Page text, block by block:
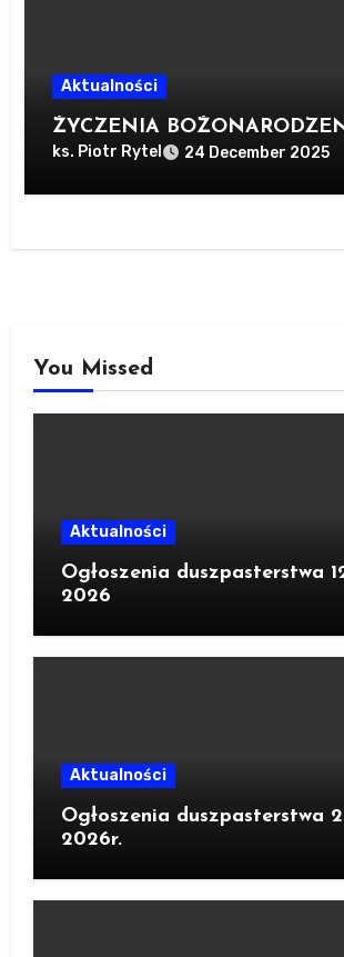
Aktualności
ŻYCZENIA
ks. Piotr Rytel 24 December 2025
You Missed
Aktualności
Ogłoszenia duszpasterstwa
2026
Aktualności
Ogłoszenia duszpasterstwa
2026r.